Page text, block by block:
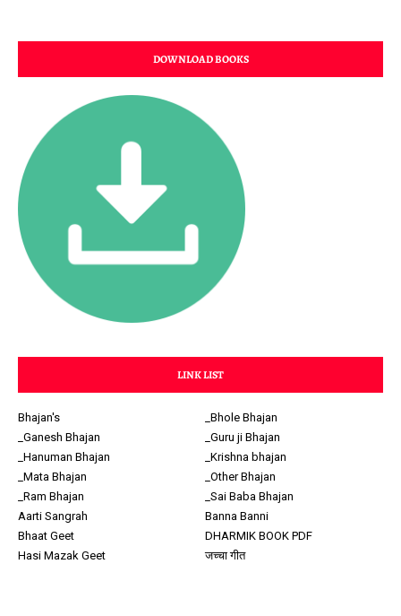
DOWNLOAD BOOKS
LINK LIST
Bhajan's
_Bhole Bhajan
_Ganesh Bhajan
_Guru ji Bhajan
_Hanuman Bhajan
_Krishna bhajan
_Mata Bhajan
_Other Bhajan
_Ram Bhajan
_Sai Baba Bhajan
Aarti Sangrah
Banna Banni
Bhaat Geet
DHARMIK BOOK PDF
Hasi Mazak Geet
जच्चा गीत